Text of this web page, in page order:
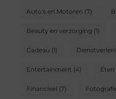
Auto's en Motoren (7)
Beauty en verzorging (1)
Cadeau (1)
Entertainment (4) Eten
Financieel (7)